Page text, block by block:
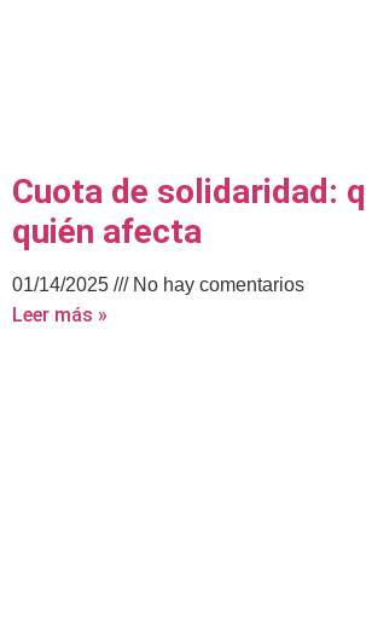
Cuota de solidaridad:
quién afecta
01/14/2025 No hay comentarios
Leer más »